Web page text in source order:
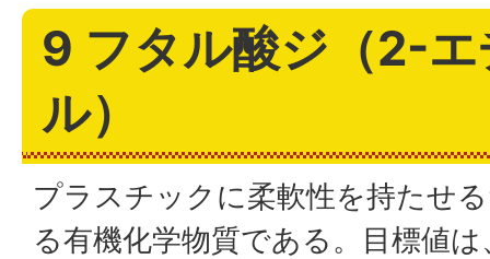
9 フタル酸ジ（2-
ル）
プラスチックに柔軟性を持たせ
る有機化学物質である。目標値